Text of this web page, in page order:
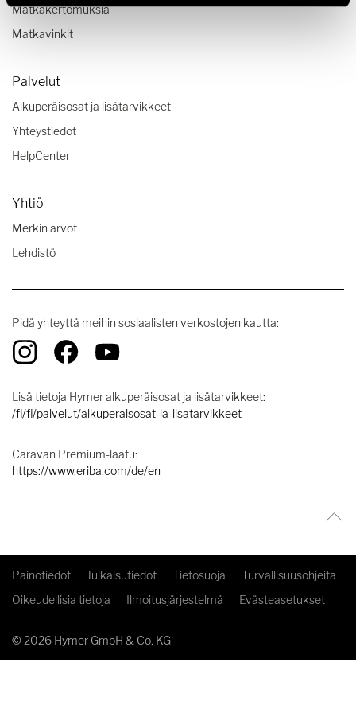
Matkakertomuksia
Matkavinkit
Palvelut
Alkuperäisosat ja lisätarvikkeet
Yhteystiedot
HelpCenter
Yhtiö
Merkin arvot
Lehdistö
Pidä yhteyttä meihin sosiaalisten verkostojen kautta:
Lisä tietoja Hymer alkuperäisosat ja lisätarvikkeet:
/fi/fi/palvelut/alkuperaisosat-ja-lisatarvikkeet
Caravan Premium-laatu:
https://www.eriba.com/de/en
Painotiedot Julkaisutiedot Tietosuoja
Turvallisuusohjeita
Oikeudellisia tietoja
Ilmoitusjärjestelmä Evästeasetukset
© 2026 Hymer GmbH & Co. KG